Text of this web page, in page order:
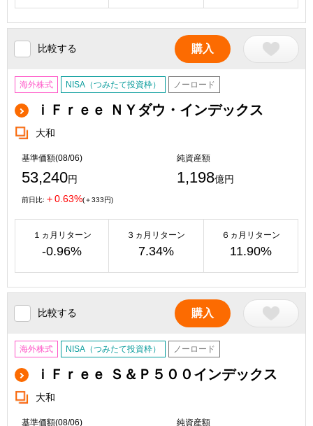
比較する 購入
海外株式 NISA（つみたて投資枠） ノーロード
ｉＦｒｅｅ ＮＹダウ・インデックス
大和
基準価額(08/06)
53,240円
純資産額
1,198億円
前日比: ＋0.63%(＋333円)
１ヵ月リターン
-0.96%
３ヵ月リターン
7.34%
６ヵ月リターン
11.90%
比較する 購入
海外株式 NISA（つみたて投資枠） ノーロード
ｉＦｒｅｅ Ｓ＆Ｐ５００インデックス
大和
基準価額(08/06) 純資産額